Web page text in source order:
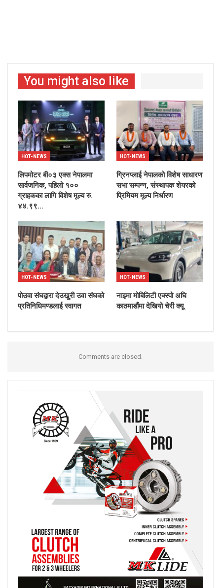
You might also like
HOT-NEWS
लिपमोटर बी०३ एक्स नेपालमा
सार्वजनिक, पहिलो १००
ग्राहकका लागि विशेष मूल्य रु.
४४.९९…
HOT-NEWS
ग्रिनप्लाई नेपालको विशेष साधारण
सभा सम्पन्न, संस्थापक शेयरको
प्रिमियम मूल्य निर्धारण
HOT-NEWS
पोउवा संघद्वारा देउखुरी उवा संघको
प्रतिनिधिमण्डलाई स्वागत
HOT-NEWS
नाइमा मोबिलिटी एक्स्पो अघि
काठमाडौंमा देखियो चेरी क्यू
Comments are closed.